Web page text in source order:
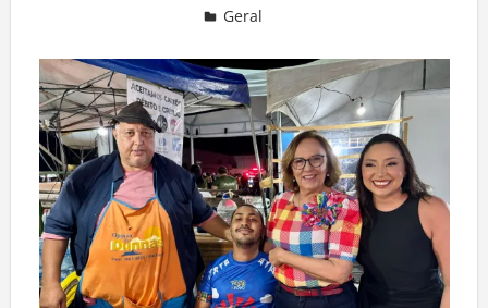
Geral